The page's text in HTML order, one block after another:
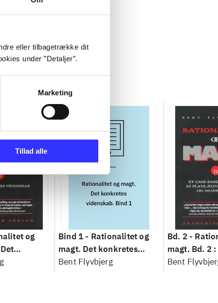
eller tilbagetrække dit
under ”Detaljer”.
Marketing
Tillad alle
og
Bind 1 - Rationalitet og
magt. Det konkretes
videnskab. Bind 1
Bent Flyvbjerg
Bd. 2 -
magt. Bd. 2
baseret
Bent